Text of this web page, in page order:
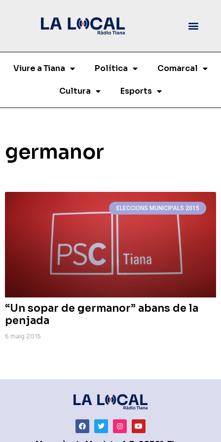
Viure a Tiana Política Comarcal
Cultura Esports
germanor
ELECCIONS MUNICIPALS 2015
“Un sopar de germanor” abans de la
penjada
6 maig 2015